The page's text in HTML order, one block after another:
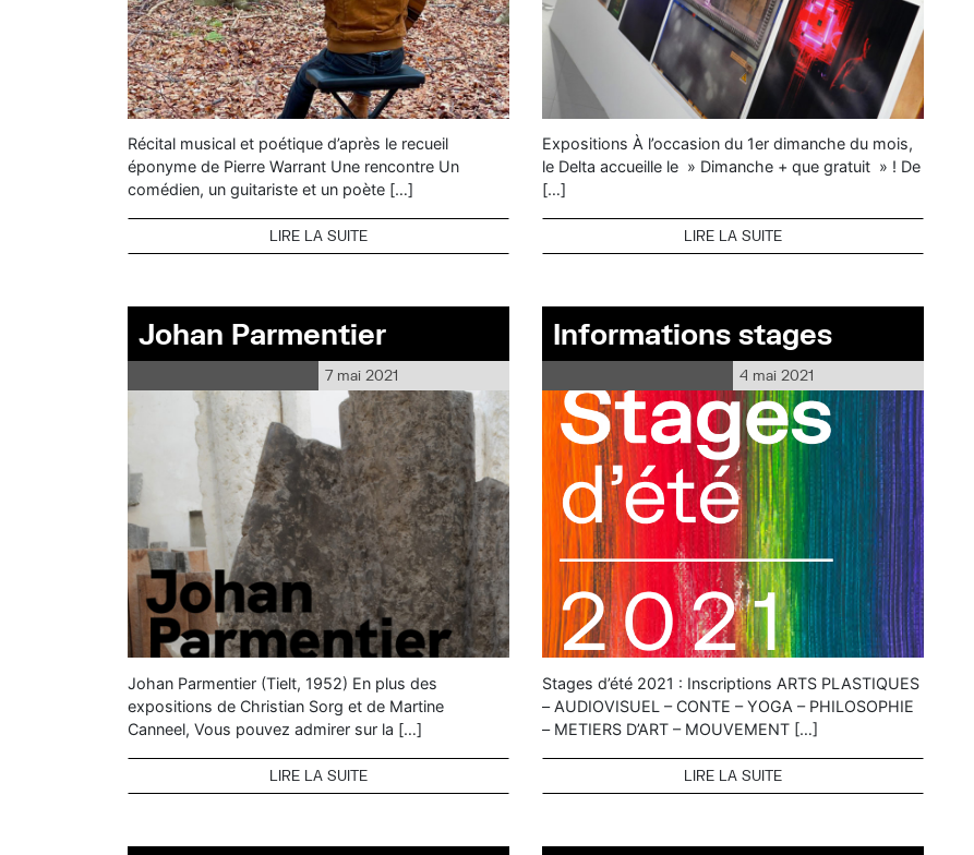
Récital musical et poétique d’après le recueil
éponyme de Pierre Warrant Une rencontre Un
comédien, un guitariste et un poète […]
LIRE LA SUITE
Expositions À l’occasion du 1er dimanche du mois,
le Delta accueille le » Dimanche + que gratuit » ! De
[…]
LIRE LA SUITE
Johan Parmentier
7 mai 2021
Johan Parmentier (Tielt, 1952) En plus des
expositions de Christian Sorg et de Martine
Canneel, Vous pouvez admirer sur la […]
LIRE LA SUITE
Informations stages
4 mai 2021
Stages d’été 2021 : Inscriptions ARTS PLASTIQUES
– AUDIOVISUEL – CONTE – YOGA – PHILOSOPHIE
– METIERS D’ART – MOUVEMENT […]
LIRE LA SUITE